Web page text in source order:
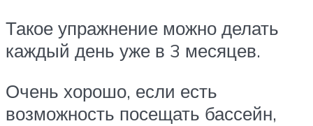
Такое упражнение можно делать
каждый день уже в 3 месяцев.
Очень хорошо, если есть
возможность посещать бассейн,